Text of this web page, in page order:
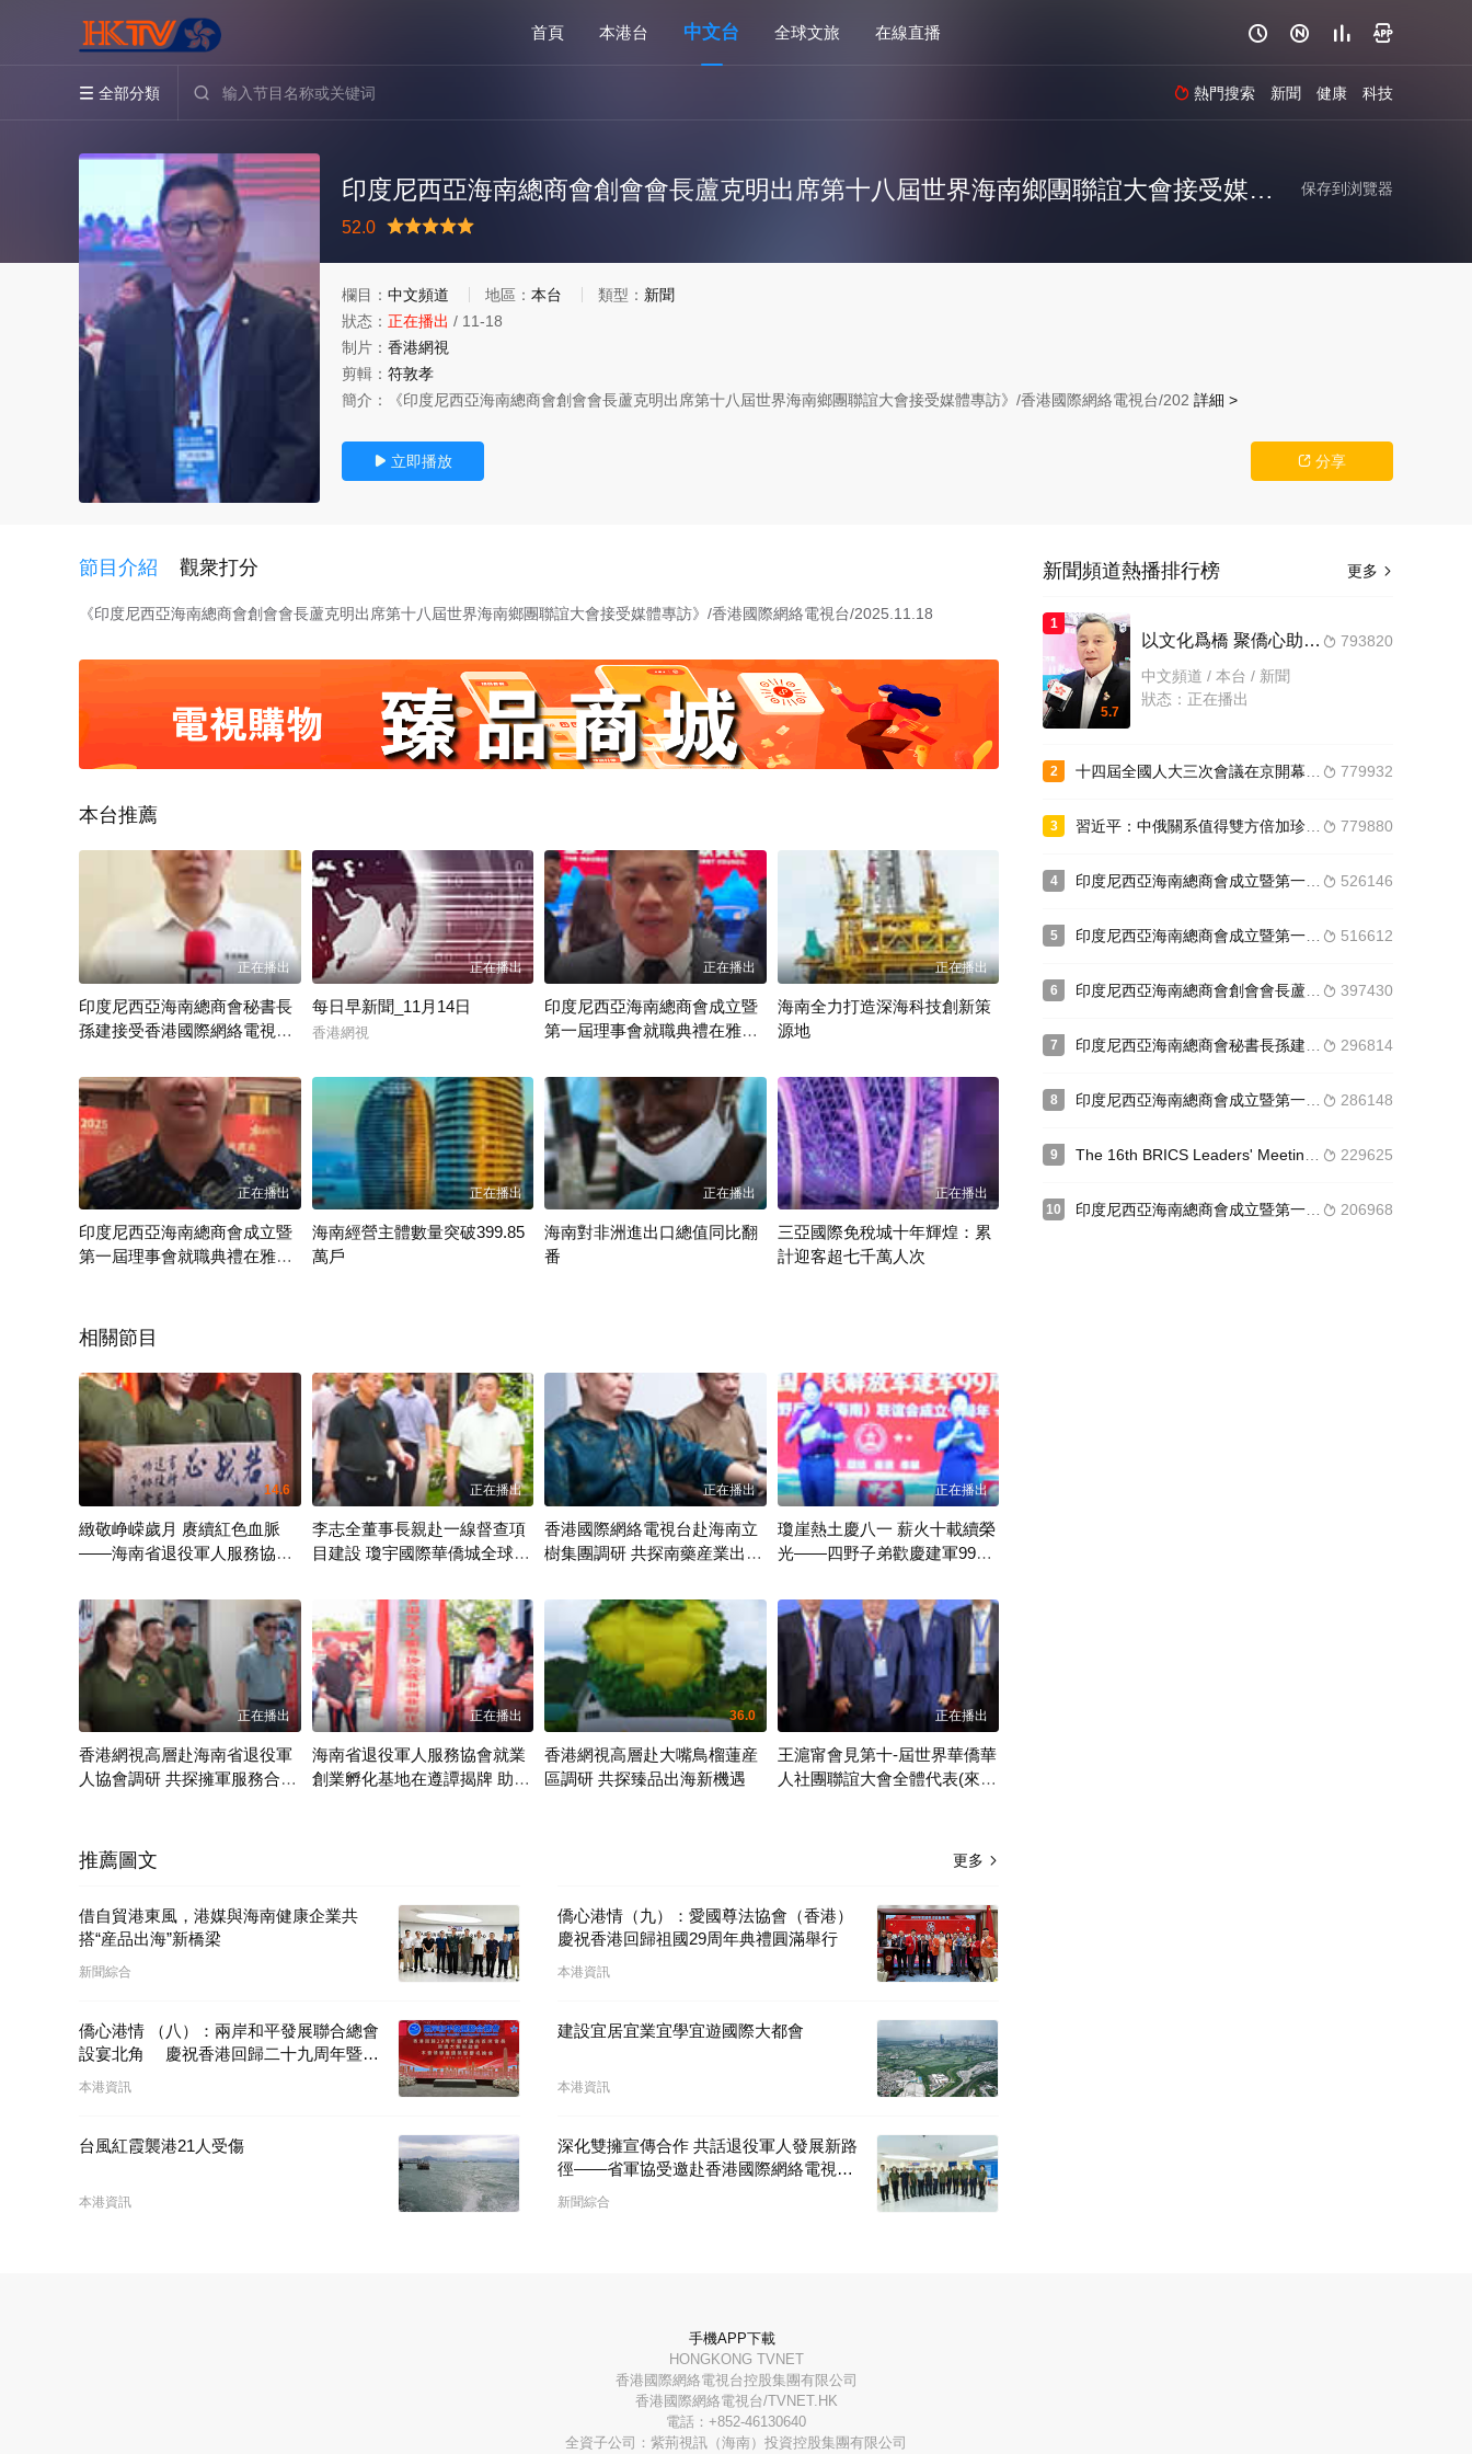
首頁 本港台 中文台 全球文旅 在線直播    
 全部分類   熱門搜索 新聞 健康 科技
保存到浏覽器
印度尼西亞海南總商會創會會長蘆克明出席第十八屆世界海南鄉團聯誼大會接受媒體專訪
52.0
還行推薦力薦
欄目： 中文頻道 地區： 本台 類型： 新聞
狀态： 正在播出 / 11-18
制片： 香港網視
剪輯： 符敦孝
簡介：
《印度尼西亞海南總商會創會會長蘆克明出席第十八屆世界海南鄉團聯誼大會接受媒體專訪》/香港國際網絡電視台/202 詳細 >
 立即播放  分享
節目介紹 觀衆打分
《印度尼西亞海南總商會創會會長蘆克明出席第十八屆世界海南鄉團聯誼大會接受媒體專訪》/香港國際網絡電視台/2025.11.18
本台推薦
正在播出
印度尼西亞海南總商會秘書長
孫建接受香港國際網絡電視台
正在播出
每日早新聞_11月14日
香港網視
正在播出
印度尼西亞海南總商會成立暨
第一屆理事會就職典禮在雅加
正在播出
海南全力打造深海科技創新策
源地
正在播出
印度尼西亞海南總商會成立暨
第一屆理事會就職典禮在雅加
正在播出
海南經營主體數量突破399.85
萬戶
正在播出
海南對非洲進出口總值同比翻
番
正在播出
三亞國際免稅城十年輝煌：累
計迎客超七千萬人次
相關節目
14.6
緻敬峥嵘歲月 赓續紅色血脈
——海南省退役軍人服務協會
年紀念活動
正在播出
李志全董事長親赴一線督查項
目建設 瓊宇國際華僑城全球招
正在播出
香港國際網絡電視台赴海南立
樹集團調研 共探南藥産業出海
正在播出
瓊崖熱土慶八一 薪火十載續榮
光——四野子弟歡慶建軍99周
正在播出
香港網視高層赴海南省退役軍
人協會調研 共探擁軍服務合作
正在播出
海南省退役軍人服務協會就業
創業孵化基地在遵譚揭牌 助力
36.0
香港網視高層赴大嘴鳥榴蓮産
區調研 共探臻品出海新機遇
正在播出
王滬甯會見第十-屆世界華僑華
人社團聯誼大會全體代表(來源
更多 
推薦圖文
借自貿港東風，港媒與海南健康企業共
搭“産品出海”新橋梁
新聞綜合
僑心港情（九）：愛國尊法協會（香港）
慶祝香港回歸祖國29周年典禮圓滿舉行
本港資訊
僑心港情 （八）：兩岸和平發展聯合總會
設宴北角 慶祝香港回歸二十九周年暨林
廣兆首席會長榮膺大紫荊勳章
本港資訊
建設宜居宜業宜學宜遊國際大都會
本港資訊
台風紅霞襲港21人受傷
本港資訊
深化雙擁宣傳合作 共話退役軍人發展新路
徑——省軍協受邀赴香港國際網絡電視台
開展座談交流
新聞綜合
更多 
新聞頻道熱播排行榜
1
5.7
 793820
以文化爲橋 聚僑心助力 海南自貿港封關運作正式啓動“中國杯”僑牌藝術巡回賽于東方市圓滿收官
中文頻道 / 本台 / 新聞
狀态：正在播出
2  779932
十四屆全國人大三次會議在京開幕 習近平等在主席台就座
3  779880
習近平：中俄關系值得雙方倍加珍惜和呵護
4  526146
印度尼西亞海南總商會成立暨第一屆理事會就職典禮在雅加達舉行 蘆克明當選會長
5  516612
印度尼西亞海南總商會成立暨第一屆理事會就職典禮在雅加達舉行 符之帥出席典禮
6  397430
印度尼西亞海南總商會創會會長蘆克明接受香港國際網絡電視台采訪
7  296814
印度尼西亞海南總商會秘書長孫建接受香港國際網絡電視台采訪
8  286148
印度尼西亞海南總商會成立暨第一屆理事會就職典禮在雅加達舉行 翁承出席典禮
9  229625
The 16th BRICS Leaders' Meeting was held at the Kazan Convention and Exhibition Center(金磚國家領導人第十六次會晤在喀山會展中心舉行)
10  206968
印度尼西亞海南總商會成立暨第一屆理事會就職典禮在雅加達舉行 劉錦花贊助冼祖婆食品
手機APP下載
HONGKONG TVNET
香港國際網絡電視台控股集團有限公司
香港國際網絡電視台/TVNET.HK
電話：+852-46130640
全資子公司：紫荊視訊（海南）投資控股集團有限公司